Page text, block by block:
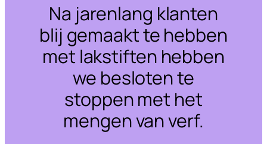
Na jarenlang klanten
blij gemaakt te hebben
met lakstiften hebben
we besloten te
stoppen met het
mengen van verf.